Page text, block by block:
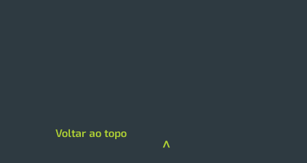
sua estratégia de
Voltar ao topo
>